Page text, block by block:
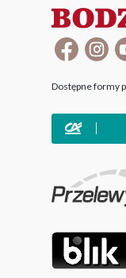
Dostępne formy